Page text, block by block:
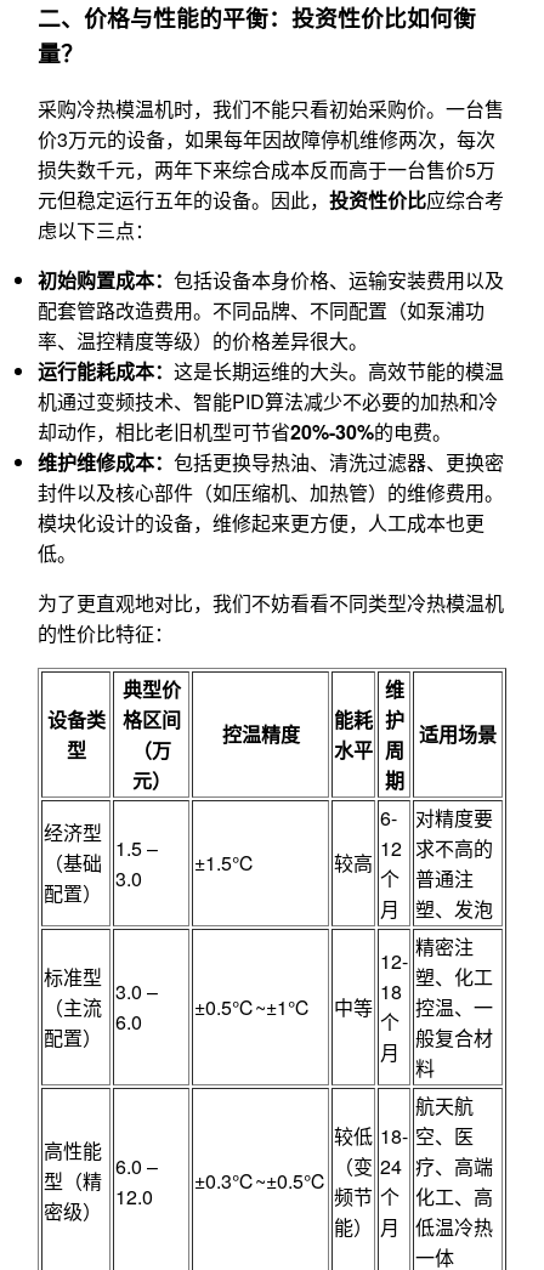
二、价格与性能的平衡：投资性价比如何衡
量？
采购冷热模温机时，我们不能只看初始采购价。一台售
价3万元的设备，如果每年因故障停机维修两次，每次
损失数千元，两年下来综合成本反而高于一台售价5万
元但稳定运行五年的设备。因此， 投资性价比应综合考
虑以下三点：
初始购置成本： 包括设备本身价格、运输安装费用以及
配套管路改造费用。不同品牌、不同配置（如泵浦功
率、温控精度等级）的价格差异很大。
运行能耗成本： 这是长期运维的大头。高效节能的模温
机通过变频技术、智能PID算法减少不必要的加热和冷
却动作，相比老旧机型可节省20%-30%的电费。
维护维修成本： 包括更换导热油、清洗过滤器、更换密
封件以及核心部件（如压缩机、加热管）的维修费用。
模块化设计的设备，维修起来更方便，人工成本也更
低。
为了更直观地对比，我们不妨看看不同类型冷热模温机
的性价比特征：
设备类
型
典型价
格区间
（万
元）
控温精度
能耗
水平
维
护
周
期
适用场景
经济型
（基础
配置）
1.5 –
3.0
±1.5℃ 较高
6-
12
个
月
对精度要
求不高的
普通注
塑、发泡
标准型
（主流
配置）
3.0 –
6.0
±0.5℃~±1℃ 中等
12-
18
个
月
精密注
塑、化工
控温、一
般复合材
料
高性能
型（精
密级）
6.0 –
12.0
±0.3℃~±0.5℃
较低
（变
频节
能）
18-
24
个
月
航天航
空、医
疗、高端
化工、高
低温冷热
一体